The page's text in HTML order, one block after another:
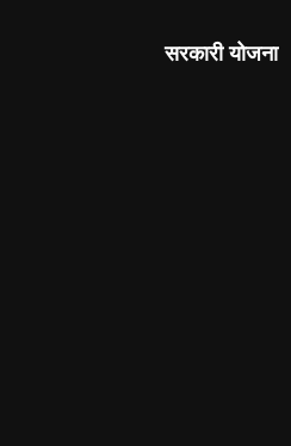
सरकारी योजना